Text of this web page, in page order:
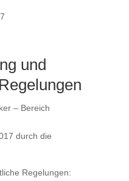
und
– Bereich
durch die
Regelungen: